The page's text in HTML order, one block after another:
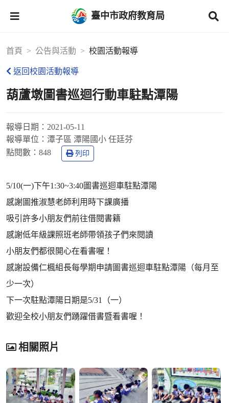
臺中市政府教育局
首頁 公告與活動 校園活動報導
返回校園活動報導
葫蘆墩圖書巡迴行動車駐點潭陽
報導日期： 2021-05-11
報導單位： 潭子區 潭陽國小 任廷芬
點閱數： 848 列印
5/10(一)下午1:30~3:40圖書巡迴車駐點潭陽
感謝圖推淑慧老師利用時下課廣播
吸引許多小朋友們前往借閱書籍
感謝低年級課照班老師帶領孩子們來閱讀
小朋友們都很開心在看書喔！
感謝設備仁楓組長每學期申請圖書巡迴車駐點潭陽（每月至
少一次）
下一次駐點潭陽日期是5/31（一）
歡迎全校小朋友們踴躍借書暨看書喔！
相關照片